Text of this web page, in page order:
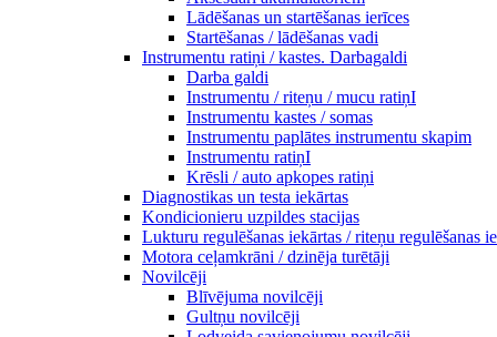
Lādēšanas un startēšanas ierīces
Startēšanas / lādēšanas vadi
Instrumentu ratiņi / kastes. Darbagaldi
Darba galdi
Instrumentu / riteņu / mucu ratiņI
Instrumentu kastes / somas
Instrumentu paplātes instrumentu skapim
Instrumentu ratiņI
Krēsli / auto apkopes ratiņi
Diagnostikas un testa iekārtas
Kondicionieru uzpildes stacijas
Lukturu regulēšanas iekārtas / riteņu regulēšanas
Motora ceļamkrāni / dzinēja turētāji
Novilcēji
Blīvējuma novilcēji
Gultņu novilcēji